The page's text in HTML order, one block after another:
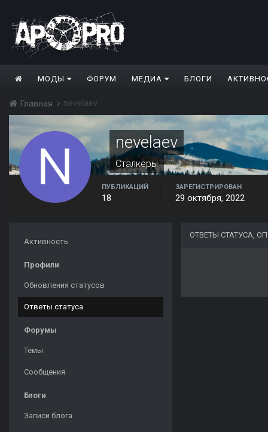
МОДЫ ФОРУМ МЕДИА БЛОГИ
Главная nevelaev
nevelaev
Сталкеры
ПУБЛИКАЦИЙ
18
ЗАРЕГИСТРИРОВАН
29 октября, 2022
Активность
Профили
Обновления статусов
Ответы статуса
Форумы
Темы
Сообщения
Блоги
Записи блога
ОТВЕТЫ СТАТУСА,